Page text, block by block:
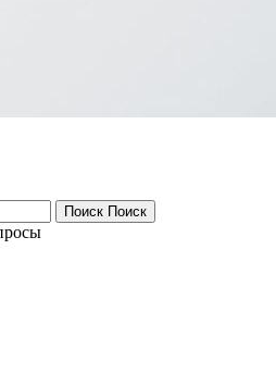
Поиск Поиск